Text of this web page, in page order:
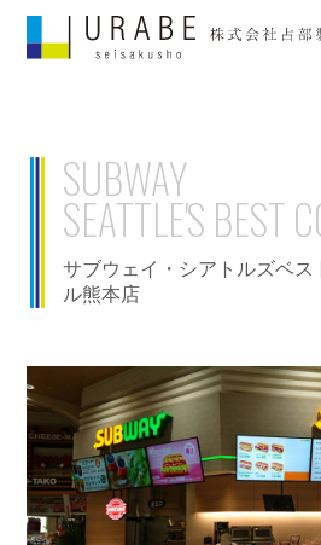
SUBWAY
SEATTLE'S BEST
サブウェイ・シアトルズベス
ル熊本店